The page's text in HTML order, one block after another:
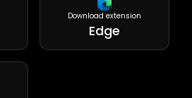
Download extension
Edge